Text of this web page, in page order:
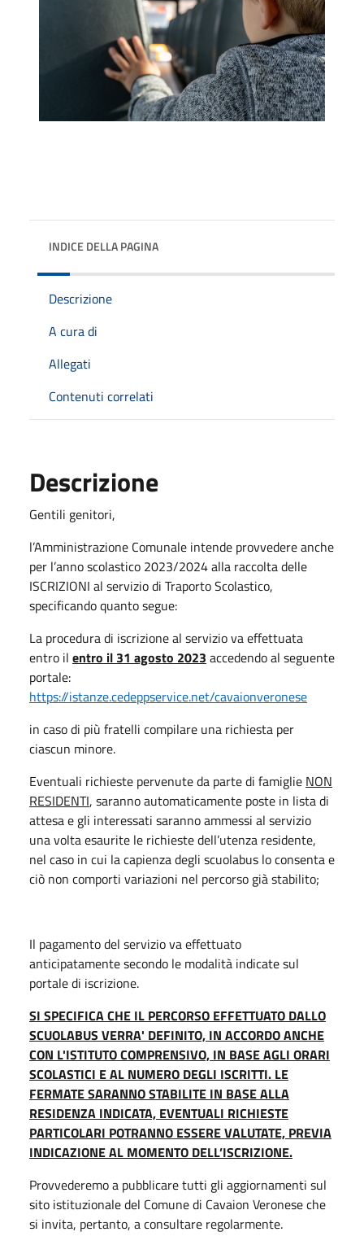
INDICE DELLA PAGINA
Descrizione
A cura di
Allegati
Contenuti correlati
Descrizione
Gentili genitori,
l’Amministrazione Comunale intende provvedere anche
per l’anno scolastico 2023/2024 alla raccolta delle
ISCRIZIONI al servizio di Traporto Scolastico,
specificando quanto segue:
La procedura di iscrizione al servizio va effettuata
entro il entro il 31 agosto 2023 accedendo al seguente
portale:
https://istanze.cedeppservice.net/cavaionveronese
in caso di più fratelli compilare una richiesta per
ciascun minore.
Eventuali richieste pervenute da parte di famiglie NON
RESIDENTI, saranno automaticamente poste in lista di
attesa e gli interessati saranno ammessi al servizio
una volta esaurite le richieste dell’utenza residente,
nel caso in cui la capienza degli scuolabus lo consenta e
ciò non comporti variazioni nel percorso già stabilito;
Il pagamento del servizio va effettuato
anticipatamente secondo le modalità indicate sul
portale di iscrizione.
SI SPECIFICA CHE IL PERCORSO EFFETTUATO DALLO
SCUOLABUS VERRA' DEFINITO, IN ACCORDO ANCHE
CON L'ISTITUTO COMPRENSIVO, IN BASE AGLI ORARI
SCOLASTICI E AL NUMERO DEGLI ISCRITTI. LE
FERMATE SARANNO STABILITE IN BASE ALLA
RESIDENZA INDICATA, EVENTUALI RICHIESTE
PARTICOLARI POTRANNO ESSERE VALUTATE, PREVIA
INDICAZIONE AL MOMENTO DELL’ISCRIZIONE.
Provvederemo a pubblicare tutti gli aggiornamenti sul
sito istituzionale del Comune di Cavaion Veronese che
si invita, pertanto, a consultare regolarmente.